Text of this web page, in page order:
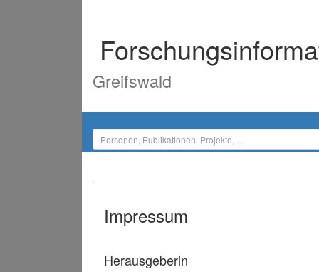
Greifswald
Impressum
Herausgeberin